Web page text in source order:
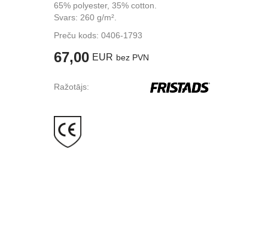
65% polyester, 35% cotton.
Svars: 260 g/m².
Preču kods: 0406-1793
67,00 EUR bez PVN
Ražotājs: